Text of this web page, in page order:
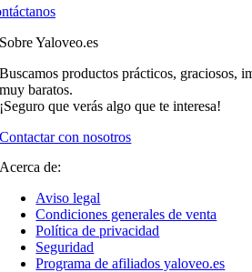
Sobre Yaloveo.es
Buscamos productos prácticos, graciosos,
muy baratos.
¡Seguro que verás algo que te interesa!
Contactar con nosotros
Acerca de:
Aviso legal
Condiciones generales de venta
Política de privacidad
Seguridad
Programa de afiliados yaloveo.es